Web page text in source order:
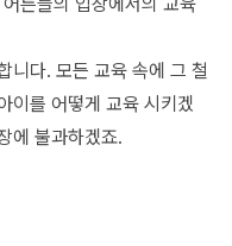
니다. 모든 교육 속에 그 철
이를 어떻게 교육 시키겠
에 불과하겠죠.